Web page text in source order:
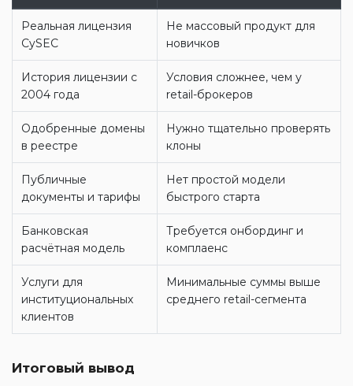
Реальная лицензия
CySEC
Не массовый продукт для
новичков
История лицензии с
2004 года
Условия сложнее, чем у
retail-брокеров
Одобренные домены
в реестре
Нужно тщательно проверять
клоны
Публичные
документы и тарифы
Нет простой модели
быстрого старта
Банковская
расчётная модель
Требуется онбординг и
комплаенс
Услуги для
институциональных
клиентов
Минимальные суммы выше
среднего retail-сегмента
Итоговый вывод